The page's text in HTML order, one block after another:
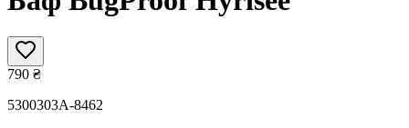
790 ₴
5300303A-8462